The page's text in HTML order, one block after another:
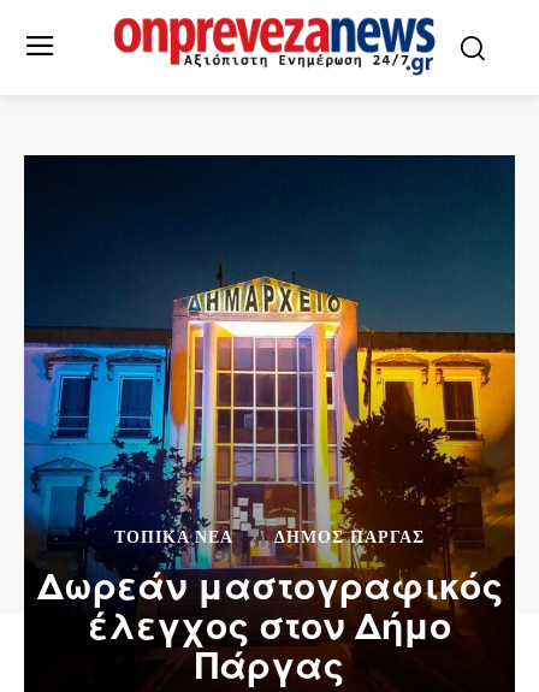
ΤΟΠΙΚΆ ΝΈΑ ΔΉΜΟΣ ΠΆΡΓΑΣ
Δωρεάν μαστογραφικός
έλεγχος στον Δήμο
Πάργας